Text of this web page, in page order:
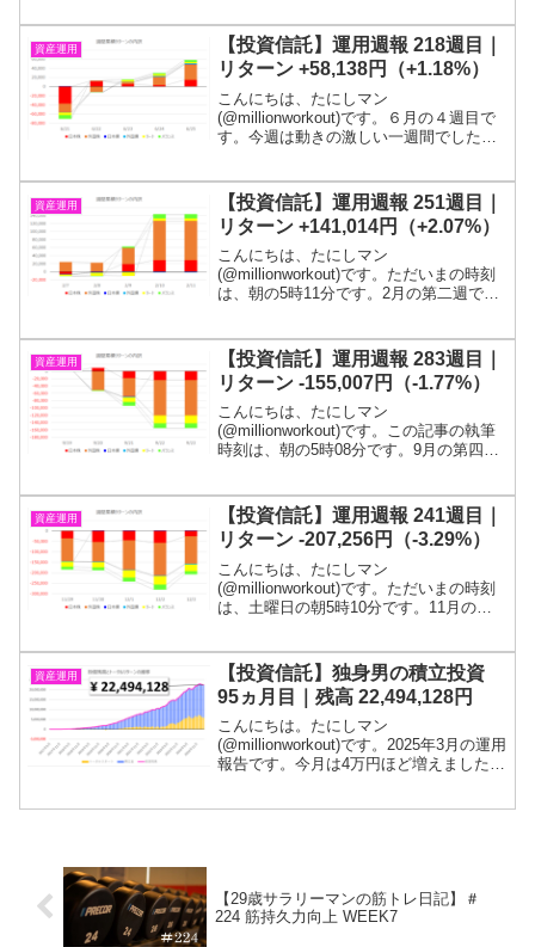
ください(; ･`д･´)「若いうちから...
資産運用
【投資信託】運用週報 218週目｜
リターン +58,138円（+1.18%）
こんにちは、たにしマン
(@millionworkout)です。６月の４週目で
す。今週は動きの激しい一週間でした。
た！目標である１億円が貯まるまでは投
信を解約するつもり...
資産運用
【投資信託】運用週報 251週目｜
リターン +141,014円（+2.07%）
こんにちは、たにしマン
(@millionworkout)です。ただいまの時刻
は、朝の5時11分です。2月の第二週で
す。目標である１億円が貯まるまでは投
信を解約するつも...
資産運用
【投資信託】運用週報 283週目｜
リターン -155,007円（-1.77%）
こんにちは、たにしマン
(@millionworkout)です。この記事の執筆
時刻は、朝の5時08分です。9月の第四週
目標である１億円に到達するまでは投信
を解約する...
資産運用
【投資信託】運用週報 241週目｜
リターン -207,256円（-3.29%）
こんにちは、たにしマン
(@millionworkout)です。ただいまの時刻
は、土曜日の朝5時10分です。11月の最
かりませんが、暴落する株価を眺めなが
ら脳内で「月光...
資産運用
【投資信託】独身男の積立投資
95ヵ月目｜残高 22,494,128円
こんにちは。たにしマン
(@millionworkout)です。2025年3月の運用
報告です。今月は4万円ほど増えました。
【29歳サラリーマンの筋トレ日記】＃
224 筋持久力向上 WEEK7